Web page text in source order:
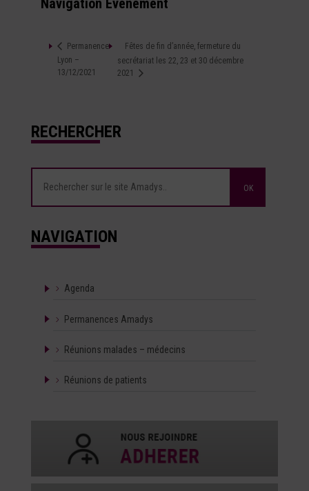
Permanence
Lyon –
13/12/2021
Fêtes de fin d’année, fermeture du
secrétariat les 22, 23 et 30 décembre
2021
RECHERCHER
NAVIGATION
Agenda
Permanences Amadys
Réunions malades – médecins
Réunions de patients